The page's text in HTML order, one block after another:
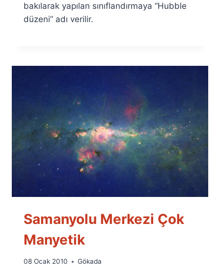
bakılarak yapılan sınıflandırmaya “Hubble
düzeni” adı verilir.
Samanyolu Merkezi Çok
Manyetik
By
08 Ocak 2010 Gökada